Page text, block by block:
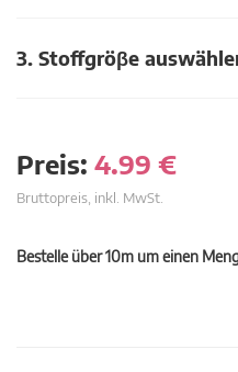
3. Stoffgröβe
Preis: 4.99 €
Bruttopreis, inkl. MwSt.
Bestelle über 10m um einen